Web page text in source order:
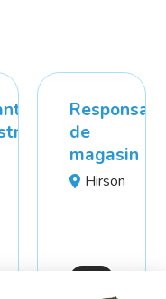
de
magasin
Hirson